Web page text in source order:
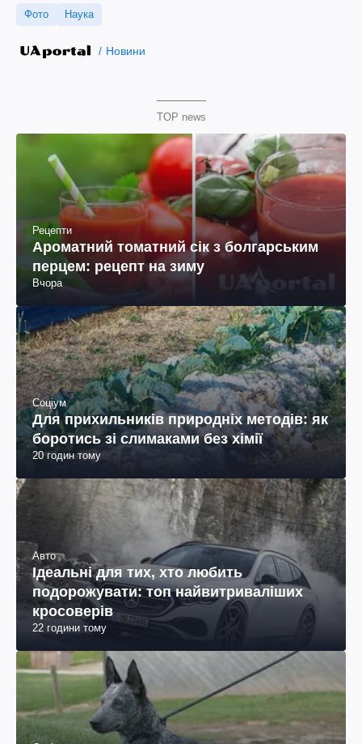
Фото Наука
Новини
TOP news
Рецепти
Ароматний томатний сік з болгарським
перцем: рецепт на зиму
Вчора
Соціум
Для прихильників природніх методів: як
боротись зі слимаками без хімії
20 годин тому
Авто
Ідеальні для тих, хто любить
подорожувати: топ найвитриваліших
кросоверів
22 години тому